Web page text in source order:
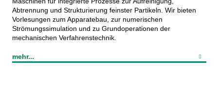
Abtrennung und Strukturierung feinster Partikeln. Wir bieten
Vorlesungen zum Apparatebau, zur numerischen
Strömungssimulation und zu Grundoperationen der
mechanischen Verfahrenstechnik.
mehr...